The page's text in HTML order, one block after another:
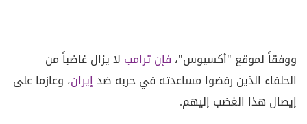
ووفقاً لموقع "أكسيوس"، فإن ترامب لا يزال غاضباً من
الحلفاء الذين رفضوا مساعدته في حربه ضدإيران، وعازما على
إيصال هذا الغضب إليهم.